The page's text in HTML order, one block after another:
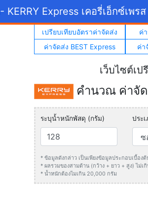
- KERRY Express เคอรี่เอ็กซ์เพรส
เปรียบเทียบอัตราค่าจัดส่ง ค่
ค่าจัดส่ง BEST Express
ค่า
เว็บไซต์เ
คำนวณ ค่าจัด
ระบุน้ำหนักพัสดุ (กรัม) ประ
* ข้อมูลดังกล่าว เป็นเพียงข้อมูลประกอบเบื้อ
* ผลรวมของสามด้าน (กว้าง + ยาว + สูง) ไม่เ
* น้ำหนักต้องไมเกิน 20,000 กรัม